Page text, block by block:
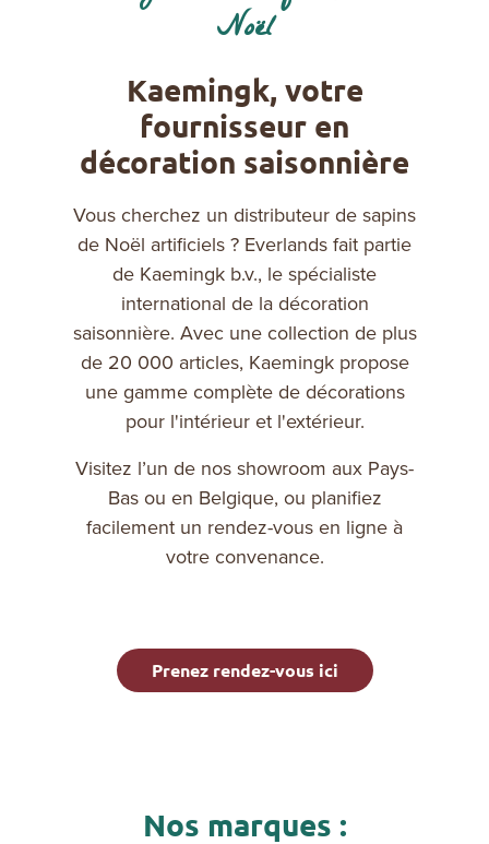
Noël
Kaemingk, votre
fournisseur en
décoration saisonnière
Vous cherchez un distributeur de sapins
de Noël artificiels ? Everlands fait partie
de Kaemingk b.v., le spécialiste
international de la décoration
saisonnière. Avec une collection de plus
de 20 000 articles, Kaemingk propose
une gamme complète de décorations
pour l'intérieur et l'extérieur.
Visitez l’un de nos showroom aux Pays-
Bas ou en Belgique, ou planifiez
facilement un rendez-vous en ligne à
votre convenance.
Prenez rendez-vous ici
Nos marques :